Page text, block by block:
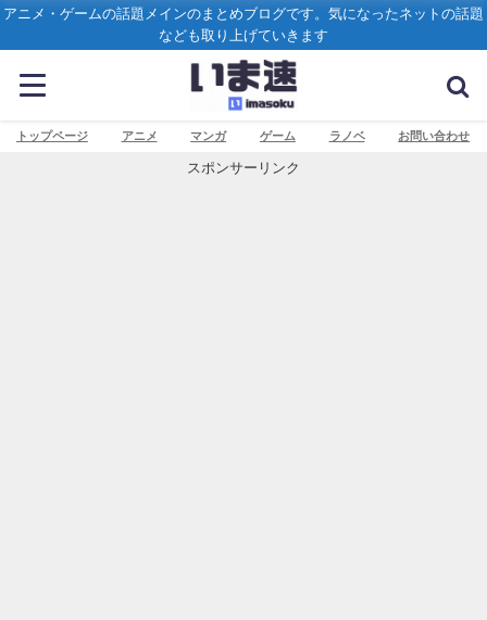
アニメ・ゲームの話題メインのまとめブログです。気になったネットの話題
なども取り上げていきます
トップページ アニメ マンガ ゲーム ラノベ お問い合わせ
スポンサーリンク